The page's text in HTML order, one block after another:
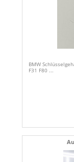
BMW
F31 F80 ...